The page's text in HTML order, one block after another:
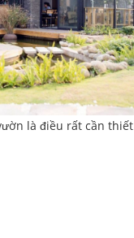
là điều rất cần thiết